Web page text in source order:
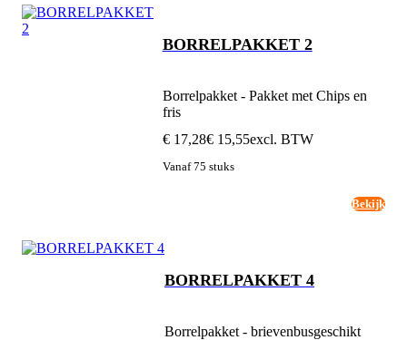
BORRELPAKKET 2
Borrelpakket - Pakket met Chips en
fris
€ 17,28€ 15,55excl. BTW
Vanaf 75 stuks
Bekijk
BORRELPAKKET 4
Borrelpakket - brievenbusgeschikt